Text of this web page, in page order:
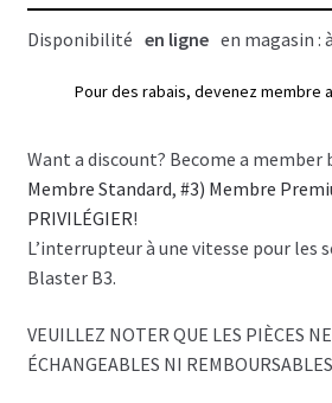
B3
Disponibilité en ligne en magasin :
Pour des rabais, devenez membre
Want a discount? Become a member
Membre Standard, #3) Membre
PRIVILÉGIER!
L’interrupteur à une vitesse pour les
Blaster B3.
VEUILLEZ NOTER QUE LES PIÈCES
ÉCHANGEABLES NI